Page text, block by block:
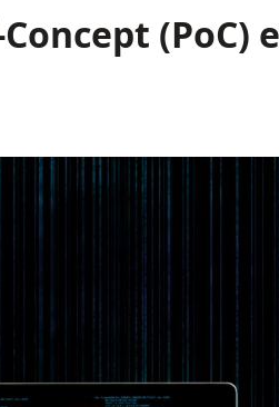
(PoC)
emailben